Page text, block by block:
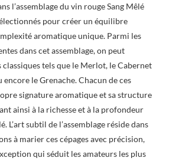
l’assemblage du vin rouge Sang Mêlé
pour créer un équilibre
aromatique unique. Parmi les
dans cet assemblage, on peut
classiques tels que le Merlot, le Cabernet
encore le Grenache. Chacun de ces
signature aromatique et sa structure
ainsi à la richesse et à la profondeur
L’art subtil de l’assemblage réside dans
à marier ces cépages avec précision,
qui séduit les amateurs les plus